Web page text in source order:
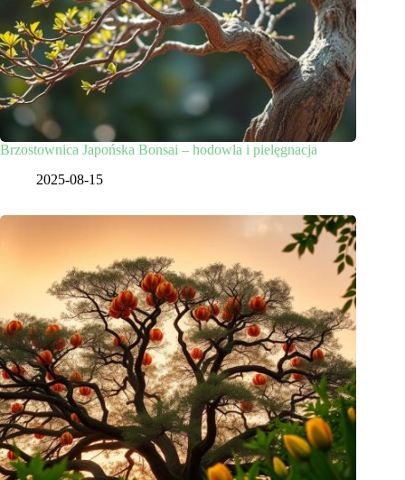
Brzostownica Japońska Bonsai – hodowla i pielęgnacja
2025-08-15